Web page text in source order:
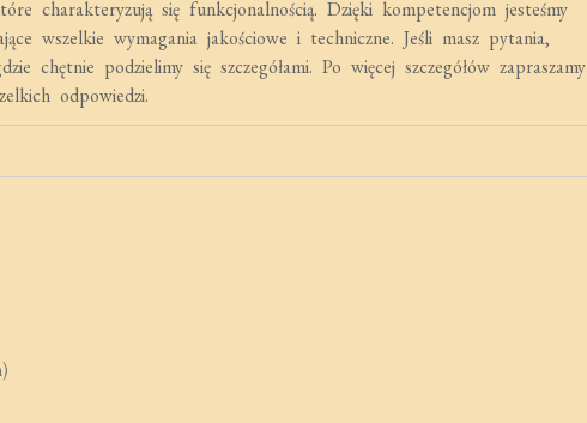
charakteryzują się funkcjonalnością. Dzięki kompetencjom jesteśmy
wszelkie wymagania jakościowe i techniczne. Jeśli masz pytania,
chętnie podzielimy się szczegółami. Po więcej szczegółów zapraszamy
odpowiedzi.